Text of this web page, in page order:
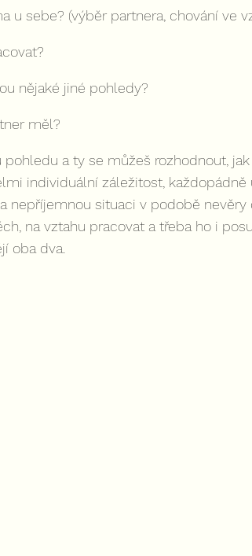
u sebe? (výběr partnera, chování ve
nějaké jiné pohledy?
měl?
a ty se můžeš rozhodnout,
individuální záležitost, každopádně
nepříjemnou situaci v podobě nevěry
na vztahu pracovat a třeba ho i
oba dva.